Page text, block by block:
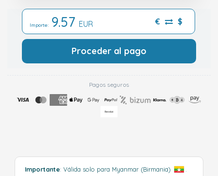
Importe: 9.57 EUR € $
Proceder al pago
Pagos seguros
Importante: Válida solo para Myanmar (Birmania)